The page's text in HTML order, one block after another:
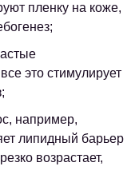
пленку на коже,
это стимулирует
например,
липидный барьер
возрастает,